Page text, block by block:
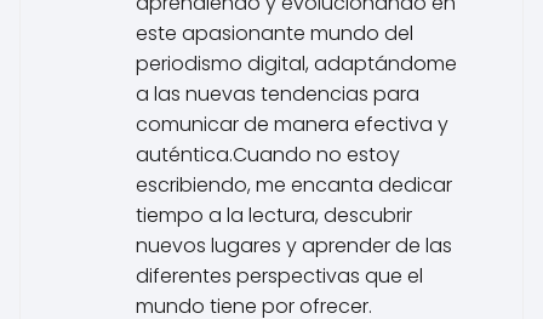
este apasionante mundo del
periodismo digital, adaptándome
a las nuevas tendencias para
comunicar de manera efectiva y
auténtica.Cuando no estoy
escribiendo, me encanta dedicar
tiempo a la lectura, descubrir
nuevos lugares y aprender de las
diferentes perspectivas que el
mundo tiene por ofrecer.